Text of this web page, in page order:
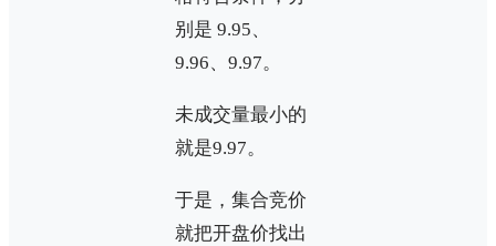
别是 9.95、
9.96、9.97。
未成交量最小的
就是9.97。
于是，集合竞价
就把开盘价找出